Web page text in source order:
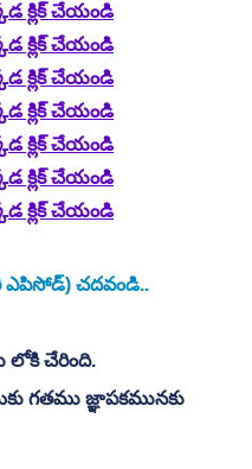
క్లిక్ చేయండి
క్లిక్ చేయండి
క్లిక్ చేయండి
క్లిక్ చేయండి
క్లిక్ చేయండి
క్లిక్ చేయండి
క్లిక్ చేయండి
ఎపిసోడ్) చదవండి..
లోకి చేరింది.
గతము జ్ఞాపకమునకు